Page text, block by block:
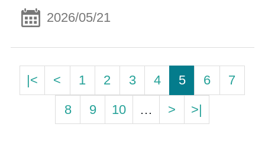
2026/05/21
|< < 1 2 3 4 5 6
7
8
9 10 … > >|